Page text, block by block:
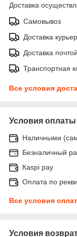
Доставка
Самовывоз
Доставка
Доставка почтой
Транспортная
Все условия
Условия оплаты
Наличными
Безналичный
Каspi pay
Оплата по
Все условия
Условия